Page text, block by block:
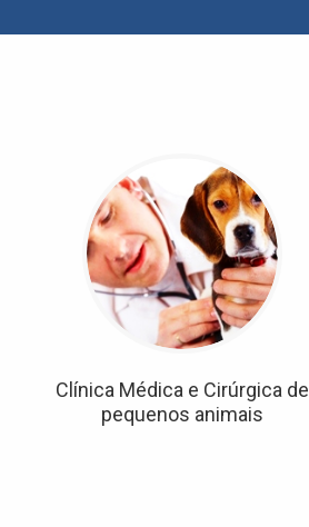
Clínica Médica e Cirúrgica de
pequenos animais